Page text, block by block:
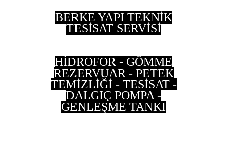
BERKE YAPI TEKNİK
TESİSAT SERVİSİ
HİDROFOR - GÖMME
REZERVUAR - PETEK
TEMİZLİĞİ - TESİSAT -
DALGIÇ POMPA -
GENLEŞME TANKI